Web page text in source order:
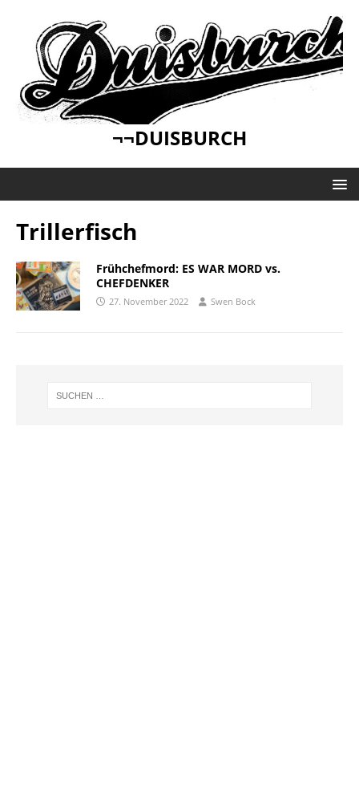
¬¬DUISBURCH
Trillerfisch
Frühchefmord: ES WAR MORD vs.
CHEFDENKER
27. November 2022 Swen Bock